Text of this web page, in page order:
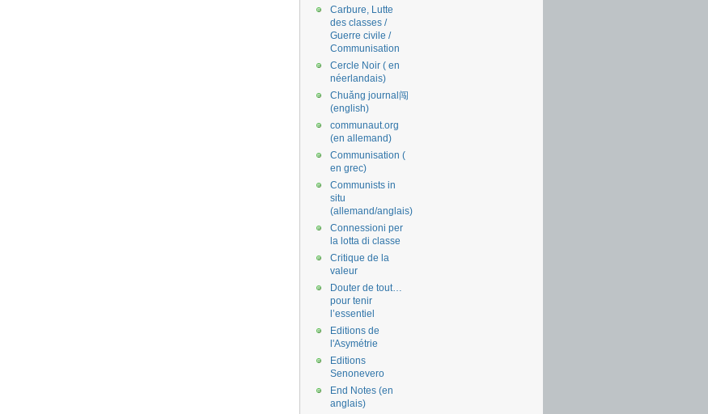
Carbure, Lutte
des classes /
Guerre civile /
Communisation
Cercle Noir ( en
néerlandais)
Chuǎng journal闯
(english)
communaut.org
(en allemand)
Communisation (
en grec)
Communists in
situ
(allemand/anglais)
Connessioni per
la lotta di classe
Critique de la
valeur
Douter de tout…
pour tenir
l’essentiel
Editions de
l'Asymétrie
Editions
Senonevero
End Notes (en
anglais)